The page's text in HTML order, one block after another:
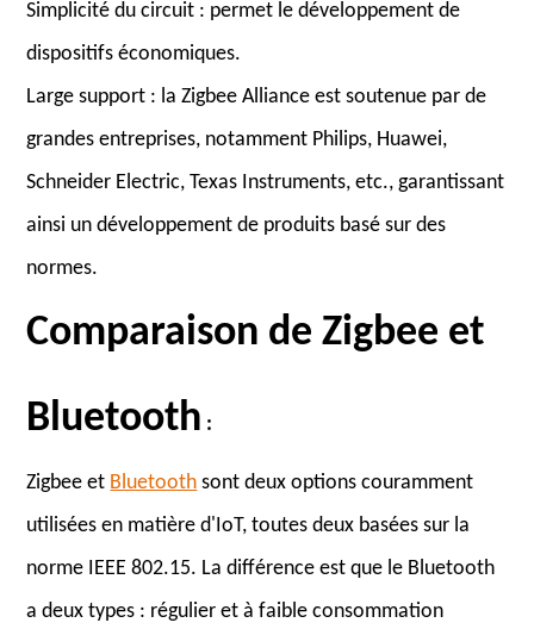
Simplicité du circuit : permet le développement de
dispositifs économiques.
Large support : la Zigbee Alliance est soutenue par de
grandes entreprises, notamment Philips, Huawei,
Schneider Electric, Texas Instruments, etc., garantissant
ainsi un développement de produits basé sur des
normes.
Comparaison de Zigbee et
Bluetooth :
Zigbee et Bluetooth sont deux options couramment
utilisées en matière d'IoT, toutes deux basées sur la
norme IEEE 802.15. La différence est que le Bluetooth
a deux types : régulier et à faible consommation